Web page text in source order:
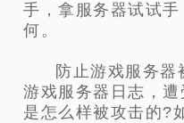
手，拿服务器试试
何。
防止游戏服务器
游戏服务器日志，
是怎么样被攻击的?